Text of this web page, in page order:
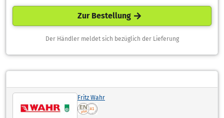
Zur Bestellung
Der Händler meldet sich bezüglich der Lieferung
Fritz Wahr